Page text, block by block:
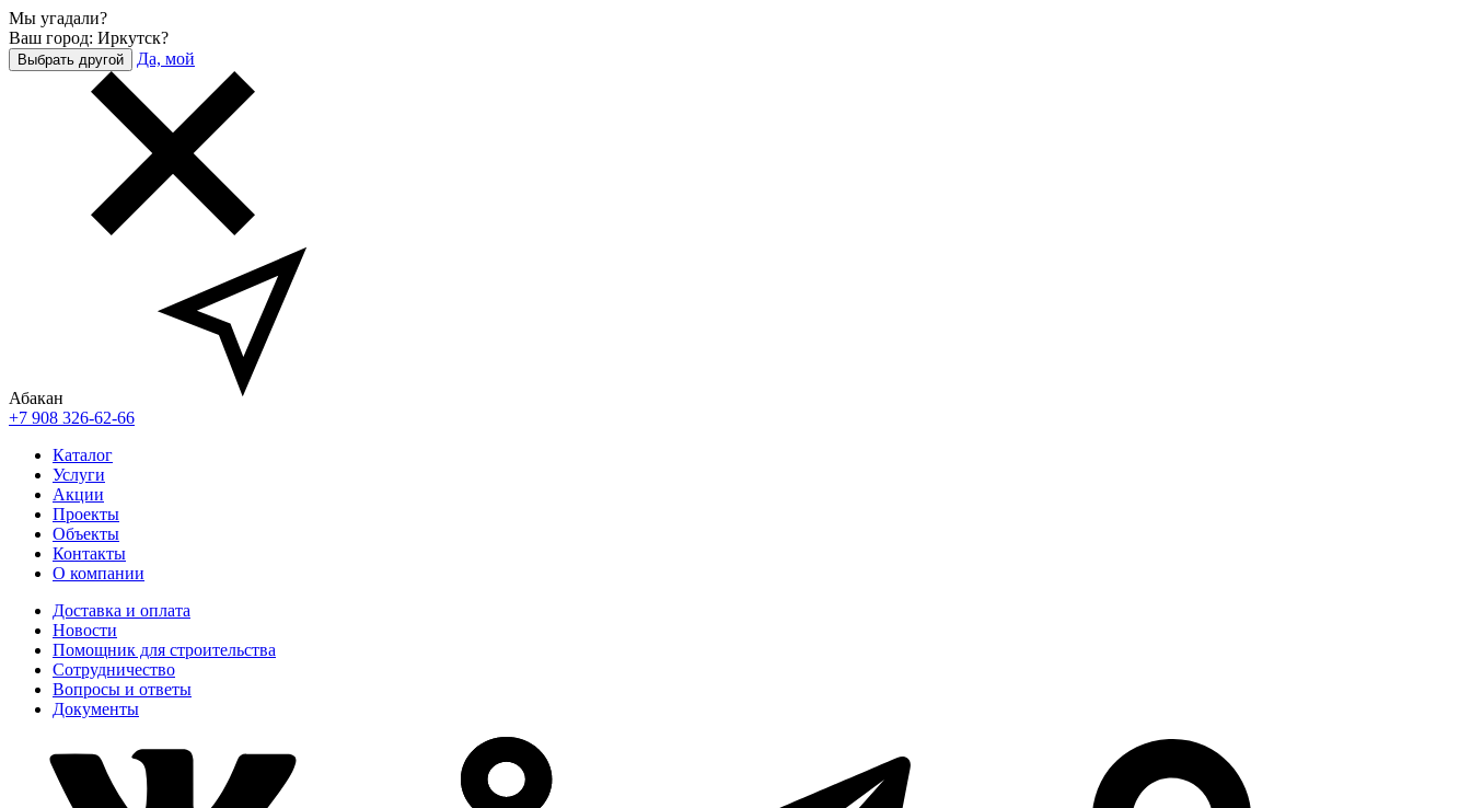
Мы угадали?
Ваш город: Иркутск?
Выбрать другой Да, мой
Абакан
+7 908 326-62-66
Каталог
Услуги
Акции
Проекты
Объекты
Контакты
О компании
Доставка и оплата
Новости
Помощник для строительства
Сотрудничество
Вопросы и ответы
Документы